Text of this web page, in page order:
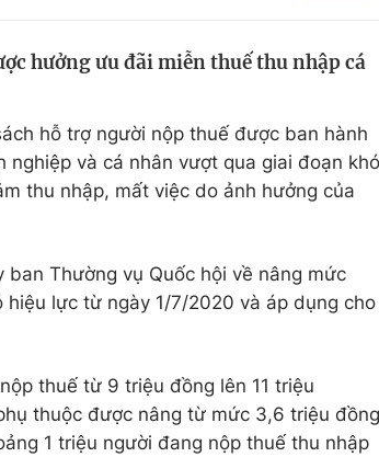
trực tuyến
Sản phẩm
Tư vấn
hưởng ưu đãi miễn thuế thu nhập cá
hỗ trợ người nộp thuế được ban hành
và cá nhân vượt qua giai đoạn khó
thu nhập, mất việc do ảnh hưởng của
Thường vụ Quốc hội về nâng mức
hiệu lực từ ngày 1/7/2020 và áp dụng cho
thuế từ 9 triệu đồng lên 11 triệu
thuộc được nâng từ mức 3,6 triệu đồng
1 triệu người đang nộp thuế thu nhập